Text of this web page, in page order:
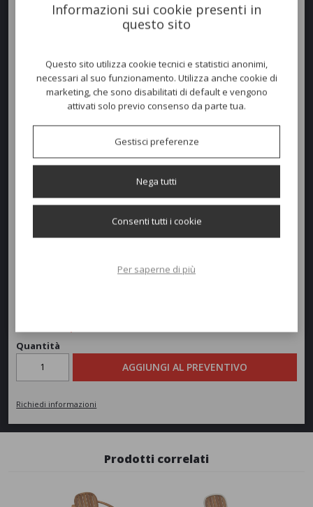
dining fino al living.
I materiali sono il solo Teak certificato FSC® oppure la combinazione
di alluminio verniciato e Teak.
Dimensioni e peso
62cm
Quantità
AGGIUNGI AL PREVENTIVO
Richiedi informazioni
Prodotti correlati
Informazioni sui cookie presenti in
questo sito
Questo sito utilizza cookie tecnici e statistici anonimi,
necessari al suo funzionamento. Utilizza anche cookie di
marketing, che sono disabilitati di default e vengono
attivati solo previo consenso da parte tua.
Gestisci preferenze
Nega tutti
Consenti tutti i cookie
Per saperne di più